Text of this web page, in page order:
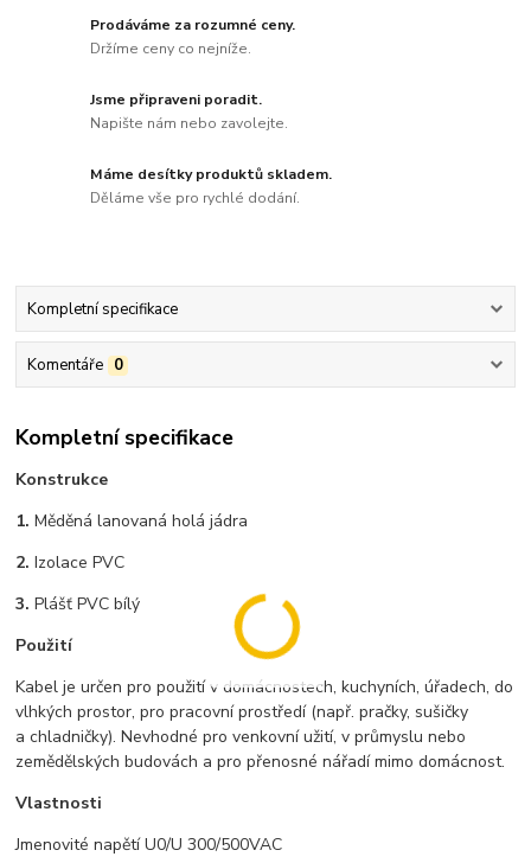
Prodáváme za rozumné ceny.
Držíme ceny co nejníže.
Jsme připraveni poradit.
Napište nám nebo zavolejte.
Máme desítky produktů skladem.
Děláme vše pro rychlé dodání.
Kompletní specifikace
Komentáře 0
Kompletní specifikace
Konstrukce
1. Měděná lanovaná holá jádra
2.Izolace PVC
3. Plášť PVC bílý
Použití
Kabel je určen pro použití v domácnostech, kuchyních, úřadech, do
vlhkých prostor, pro pracovní prostředí (např. pračky, sušičky
a chladničky). Nevhodné pro venkovní užití, v průmyslu nebo
zemědělských budovách a pro přenosné nářadí mimo domácnost.
Vlastnosti
Jmenovité napětí U0/U 300/500VAC